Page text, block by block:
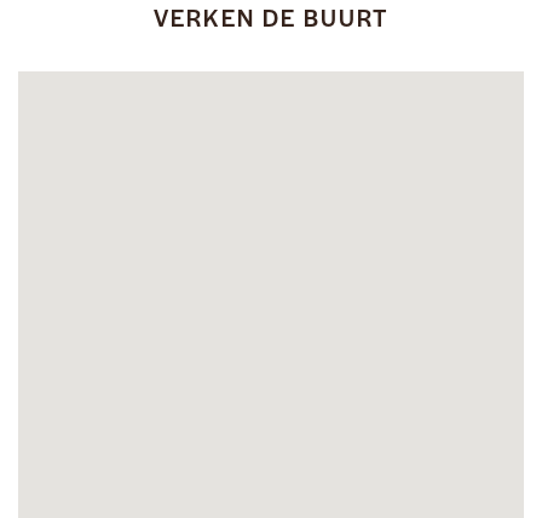
VERKEN DE BUURT